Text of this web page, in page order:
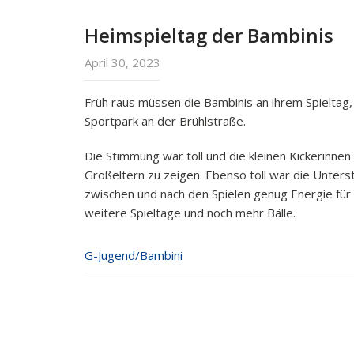
Heimspieltag der Bambinis
April 30, 2023
Früh raus müssen die Bambinis an ihrem
Sportpark an der Brühlstraße.
Die Stimmung war toll und die kleinen
Großeltern zu zeigen. Ebenso toll war die
zwischen und nach den Spielen genug Energie
weitere Spieltage und noch mehr Bälle.
G-Jugend/Bambini